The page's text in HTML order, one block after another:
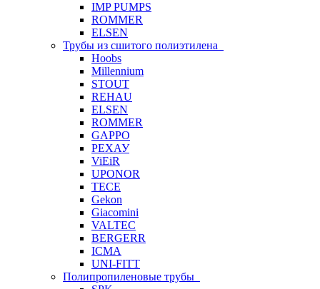
IMP PUMPS
ROMMER
ELSEN
Трубы из сшитого полиэтилена
Hoobs
Millennium
STOUT
REHAU
ELSEN
ROMMER
GAPPO
РЕХАУ
ViEiR
UPONOR
TECE
Gekon
Giacomini
VALTEC
BERGERR
ICMA
UNI-FITT
Полипропиленовые трубы